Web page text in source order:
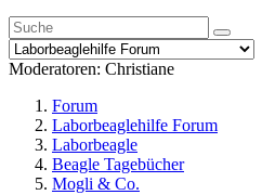
Moderatoren: Christiane
Forum
Laborbeaglehilfe Forum
Laborbeagle
Beagle Tagebücher
Mogli & Co.